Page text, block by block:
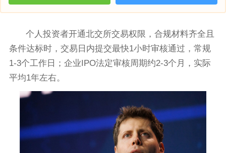
个人投资者开通北交所交易权限，合规材料齐全且
条件达标时，交易日内提交最快1小时审核通过，常规
1-3个工作日；企业IPO法定审核周期约2-3个月，实际
平均1年左右。